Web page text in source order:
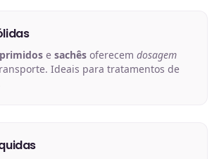
e sachês oferecem dosagem
Ideais para tratamentos de